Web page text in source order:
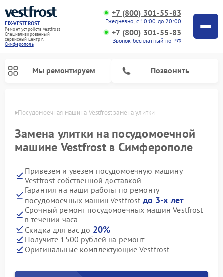
FIX-VESTFROST
Ремонт устройств Vestfrost
Специализированный
cервисный центр г.
Симферополь
+7 (800) 301-55-83
Ежедневно, с 10:00 до 20:00
+7 (800) 301-55-83
Звонок бесплатный по РФ
Мы ремонтируем Позвонить
Посудомоечная машина Vestfrost замена улитки
Замена улитки на посудомоечной
машине Vestfrost в Симферополе
Привезем и увезем посудомоечную машину
Vestfrost собственной доставкой
Гарантия на наши работы по ремонту
посудомоечных машин Vestfrost до 3-х лет
Срочный ремонт посудомоечных машин Vestfrost
в течении часа
Скидка для вас до 20%
Получите 1500 рублей на ремонт
Оригинальные комплектующие Vestfrost